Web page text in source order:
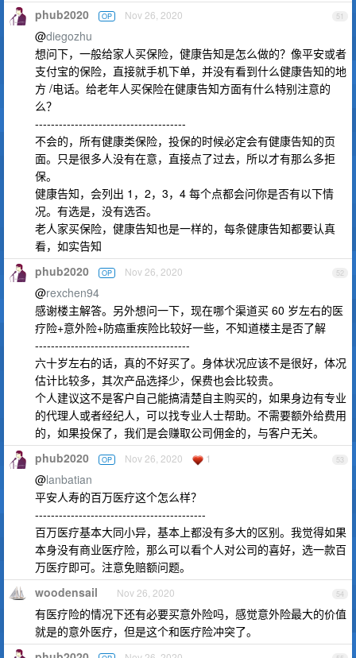
51
phub2020 OP Nov 26, 2020
@diegozhu
想问下，一般给家人买保险，健康告知是怎么做的？像平安或者
支付宝的保险，直接就手机下单，并没有看到什么健康告知的地
方 /电话。给老年人买保险在健康告知方面有什么特别注意的
么？
--------------------------------------
不会的，所有健康类保险，投保的时候必定会有健康告知的页
面。只是很多人没有在意，直接点了过去，所以才有那么多拒
保。
健康告知，会列出 1，2，3，4 每个点都会问你是否有以下情
况。有选是，没有选否。
老人家买保险，健康告知也是一样的，每条健康告知都要认真
看，如实告知
52
phub2020 OP Nov 26, 2020
@rexchen94
感谢楼主解答。另外想问一下，现在哪个渠道买 60 岁左右的医
疗险+意外险+防癌重疾险比较好一些，不知道楼主是否了解
---------------------------------------
六十岁左右的话，真的不好买了。身体状况应该不是很好，体况
估计比较多，其次产品选择少，保费也会比较贵。
个人建议这不是客户自己能搞清楚自主购买的，如果身边有专业
的代理人或者经纪人，可以找专业人士帮助。不需要额外给费用
的，如果投保了，我们是会赚取公司佣金的，与客户无关。
53
phub2020 OP Nov 26, 2020 1
@lanbatian
平安人寿的百万医疗这个怎么样？
-------------------------------------------
百万医疗基本大同小异，基本上都没有多大的区别。我觉得如果
本身没有商业医疗险，那么可以看个人对公司的喜好，选一款百
万医疗即可。注意免赔额问题。
54
woodensail Nov 26, 2020
有医疗险的情况下还有必要买意外险吗，感觉意外险最大的价值
就是的意外医疗，但是这个和医疗险冲突了。